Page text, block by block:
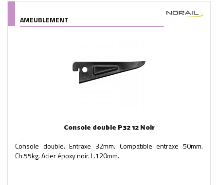
AMEUBLEMENT
Console double P32 12 Noir
Console double. Entraxe 32mm. Compatible entraxe 50mm.
Ch.55kg. Acier époxy noir. L.120mm.